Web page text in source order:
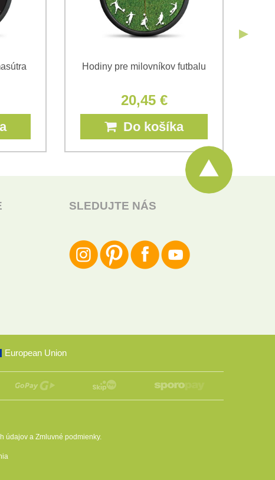
Ochrany osobných údajovspoločnosti Bomba s.r.o.
Hodiny pre milovníkov futbalu
20,45 €
Do košíka
SLEDUJTE NÁS
European Union
údajov a Zmluvné podmienky.